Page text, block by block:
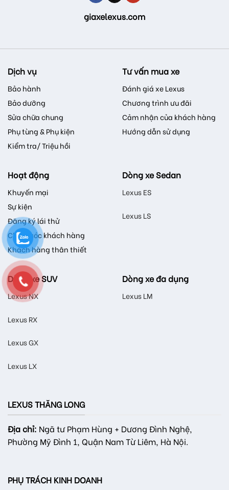
giaxelexus.com
Dịch vụ
Bảo hành
Bảo dưỡng
Sửa chữa chung
Phụ tùng & Phụ kiện
Kiểm tra/ Triệu hồi
Tư vấn mua xe
Đánh giá xe Lexus
Chương trình ưu đãi
Cảm nhận của khách hàng
Hướng dẫn sử dụng
Hoạt động
Khuyến mại
Sự kiện
Đăng ký lái thử
Chăm sóc khách hàng
Khách hàng thân thiết
Dòng xe Sedan
Lexus ES
Lexus LS
Dòng xe SUV
Lexus NX
Lexus RX
Lexus GX
Lexus LX
Dòng xe đa dụng
Lexus LM
LEXUS THĂNG LONG
Địa chỉ: Ngã tư Phạm Hùng + Dương Đình Nghệ,
Phường Mỹ Đình 1, Quận Nam Từ Liêm, Hà Nội.
PHỤ TRÁCH KINH DOANH